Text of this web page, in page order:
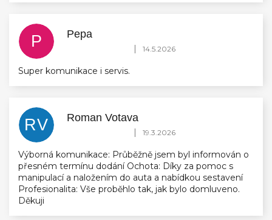
P Pepa
Hodnocení obchodu je 5 z 5 hvězdiček.
| 14.5.2026
Super komunikace i servis.
RV Roman Votava
Hodnocení obchodu je 5 z 5 hvězdiček.
| 19.3.2026
Výborná komunikace: Průběžně jsem byl informován o
přesném termínu dodání Ochota: Díky za pomoc s
manipulací a naložením do auta a nabídkou sestavení
Profesionalita: Vše proběhlo tak, jak bylo domluveno.
Děkuji